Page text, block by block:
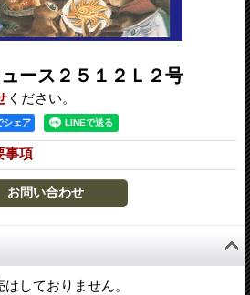
ース２５１２Ｌ２号
ください。
シェア
事項
しておりません。